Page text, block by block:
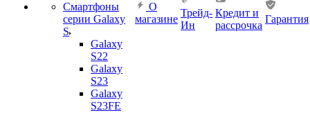
Смартфоны
серии Galaxy
S
Galaxy
S22
Galaxy
S23
Galaxy
S23FE
О
магазине
Трейд-
Ин
Кредит и
рассрочка
Гарантия